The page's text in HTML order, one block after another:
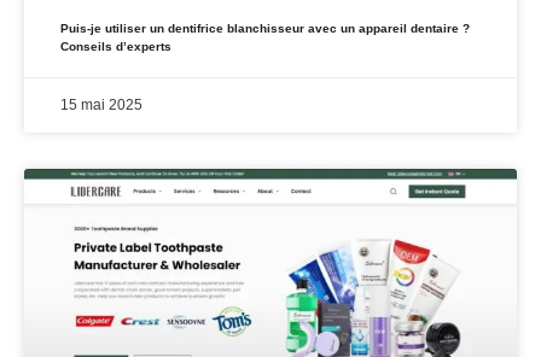
Puis-je utiliser un dentifrice blanchisseur avec un appareil dentaire ?
Conseils d’experts
15 mai 2025